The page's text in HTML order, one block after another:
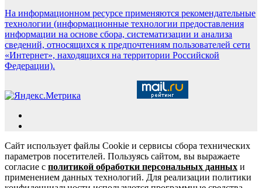
На информационном ресурсе применяются рекомендательные
технологии (информационные технологии предоставления
информации на основе сбора, систематизации и анализа
сведений, относящихся к предпочтениям пользователей сети
«Интернет», находящихся на территории Российской
Федерации).
Сайт использует файлы Cookie и сервисы сбора технических
параметров посетителей. Пользуясь сайтом, вы выражаете
согласие с политикой обработки персональных данных и
применением данных технологий. Для реализации политики